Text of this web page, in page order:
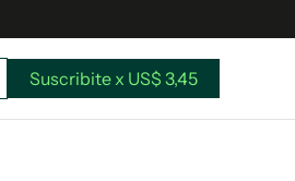
Suscribite x US$ 3,45